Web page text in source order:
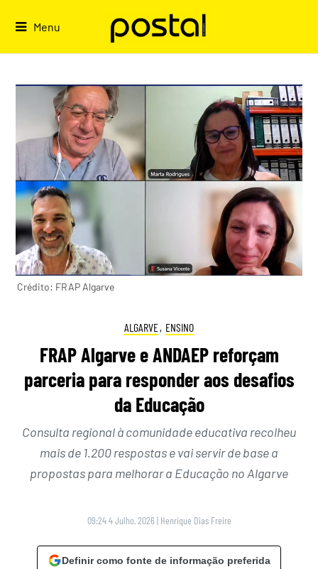
Menu
Crédito: FRAP Algarve
ALGARVE, ENSINO
FRAP Algarve e ANDAEP reforçam
parceria para responder aos desafios
da Educação
Consulta regional à comunidade educativa recolheu
mais de 1.200 respostas e vai servir de base a
propostas para melhorar a Educação no Algarve
09:24 4 Julho, 2026 | Henrique Dias Freire
Definir como fonte de informação preferida